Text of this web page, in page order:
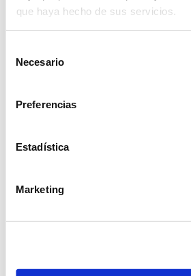
que haya hecho de sus servicios.
Necesario
Preferencias
Estadística
Marketing
Productes